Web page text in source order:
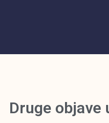
Druge objave